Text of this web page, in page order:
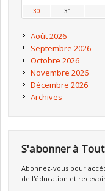
30
31
Août 2026
Septembre 2026
Octobre 2026
Novembre 2026
Décembre 2026
Archives
S'abonner à
Abonnez-vous pour
de l'éducation et